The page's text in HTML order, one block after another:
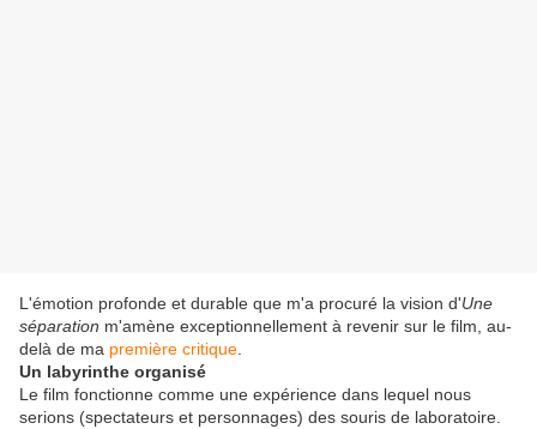
L'émotion profonde et durable que m'a procuré la vision d'Une
séparation m'amène exceptionnellement à revenir sur le film, au-
delà de ma première critique
Un labyrinthe organisé
Le film fonctionne comme une expérience dans lequel nous
serions (spectateurs et personnages) des souris de laboratoire.